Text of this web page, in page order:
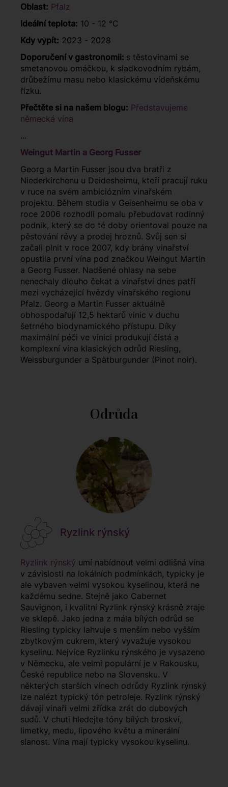
Oblast: Pfalz
Ideální teplota: 10 - 12 °C
Kdy vypít: 2023 - 2028
Doporučení v gastronomii: s těstovinami se
smetanovou omáčkou, k sladkovodním rybám,
drůbežímu masu nebo klasickému vídeňskému
řízku.
Přečtěte si na našem blogu: Představujeme
německá vína
...
Weingut Martin a Georg Fusser
Georg a Martin Fusser jsou dva bratři z
Niederkirchenu u Deidesheimu, kteří pracují ruku
v ruce na svém ambiciózním vinařském
projektu. Během studia v Geisenheimu se oba v
roce 2006 rozhodli pomalu přebudovat rodinný
podnik, který se do té doby orientoval pouze na
pěstování révy a prodej hroznů. Svůj sen si
začali plnit v roce 2007, kdy brány vinařství
opustila první vína pod značkou Weingut Martin
a Georg Fusser. Nadšené ohlasy na sebe
nenechaly dlouho čekat a vinařství dnes patří
mezi vycházející hvězdy vinařského regionu
Pfalz. Georg a Martin Fusser aktuálně
obhospodařují 12,5 hektarů vinic v duchu
šetrného biodynamického přístupu. Díky
maximální péči ve vinici produkují čistá a
komplexní vína klasických odrůd Riesling,
Weissburgunder a Spätburgunder (Pinot noir).
Odrůda
Ryzlink rýnský
Ryzlink rýnský umí nabídnout velmi odlišná vína
v závislosti na lokálních podmínkách, typicky je
ale vybaven velmi vysokou kyselinou, která ne
každému sedne. Stejně jako Cabernet
Sauvignon, i kvalitní Ryzlink rýnský krásně zraje
ve sklepě. Jako jedna z mála bílých odrůd se
Riesling typicky lahvuje s menším nebo vyšším
zbytkovým cukrem, který vyvažuje vysokou
kyselinu. Nejvíce Ryzlinku rýnského je vysazeno
v Německu, ale velmi populární je v Rakousku,
České republice nebo na Slovensku. V
některých starších vínech odrůdy Ryzlink rýnský
lze nalézt typický tón petroleje. Ryzlink rýnský
dávají vinaři velmi zřídka zrát do dubových
sudů. V chuti hledejte tóny bílých broskví,
limetky, medu, lipového květu a minerální
slanost. Vína mají typicky vysokou kyselinu.